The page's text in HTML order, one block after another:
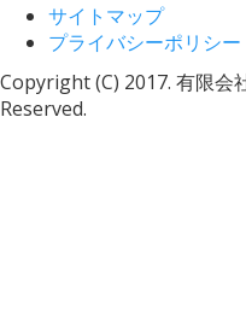
サイトマップ
プライバシーポリシー
Copyright (C) 2017. 有限会
Reserved.